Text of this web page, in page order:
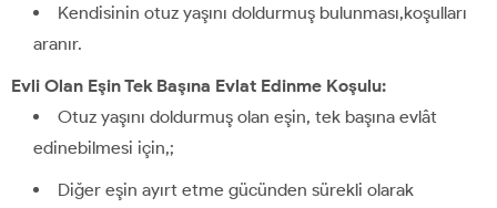
Kendisinin otuz yaşını doldurmuş bulunması,koşulları
aranır.
Evli Olan Eşin Tek Başına Evlat Edinme Koşulu:
Otuz yaşını doldurmuş olan eşin, tek başına evlât
edinebilmesi için,;
Diğer eşin ayırt etme gücünden sürekli olarak